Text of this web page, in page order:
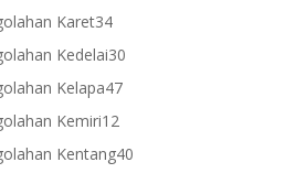
Karet3434
products
Kedelai3030
Kelapa4747
Kemiri1212
products
Kentang4040